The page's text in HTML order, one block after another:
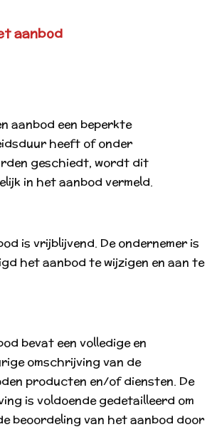
aanbod
aanbod een beperkte
heeft of onder
geschiedt, wordt dit
in het aanbod vermeld.
is vrijblijvend. De ondernemer is
het aanbod te wijzigen en aan te
bevat een volledige en
omschrijving van de
producten en/of diensten. De
is voldoende gedetailleerd om
beoordeling van het aanbod door